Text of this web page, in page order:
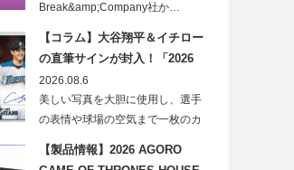
Break&amp;Company社か…
【コラム】大谷翔平＆イチロー
の直筆サインが封入！「2026
Topps NPB Stadium Club」が
見逃せない
2026.08.6
美しい写真を大胆に使用し、選手
の表情や球場の空気まで一枚のカ
【製品情報】2026 AGORO